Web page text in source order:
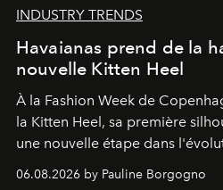
INDUSTRY TRENDS
Havaianas prend de la
nouvelle Kitten Heel
À la Fashion Week de
la Kitten Heel, sa première
une nouvelle étape dans
06.08.2026 by Pauline Borgogno